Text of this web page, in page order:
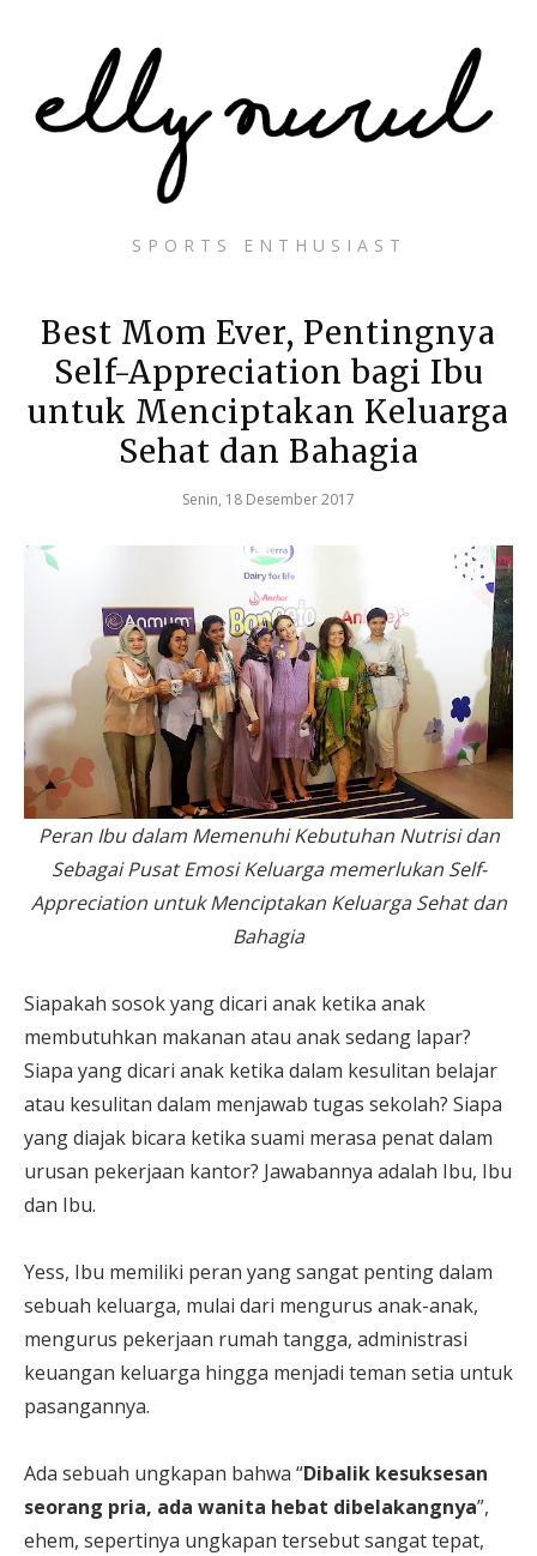
SPORTS ENTHUSIAST
Best Mom Ever, Pentingnya
Self-Appreciation bagi Ibu
untuk Menciptakan Keluarga
Sehat dan Bahagia
Senin, 18 Desember 2017
Peran Ibu dalam Memenuhi Kebutuhan Nutrisi dan
Sebagai Pusat Emosi Keluarga memerlukan Self-
Appreciation untuk Menciptakan Keluarga Sehat dan
Bahagia
Siapakah sosok yang dicari anak ketika anak
membutuhkan makanan atau anak sedang lapar?
Siapa yang dicari anak ketika dalam kesulitan belajar
atau kesulitan dalam menjawab tugas sekolah? Siapa
yang diajak bicara ketika suami merasa penat dalam
urusan pekerjaan kantor? Jawabannya adalah Ibu, Ibu
dan Ibu.
Yess, Ibu memiliki peran yang sangat penting dalam
sebuah keluarga, mulai dari mengurus anak-anak,
mengurus pekerjaan rumah tangga, administrasi
keuangan keluarga hingga menjadi teman setia untuk
pasangannya.
Ada sebuah ungkapan bahwa “Dibalik kesuksesan
seorang pria, ada wanita hebat dibelakangnya”,
ehem, sepertinya ungkapan tersebut sangat tepat,